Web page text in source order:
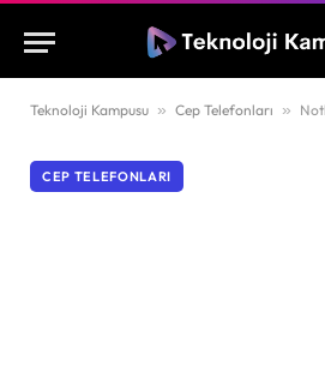
Teknoloji Kampusu » Cep Telefonları »
CEP TELEFONLARI